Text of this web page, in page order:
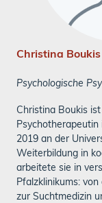
Christina Boukis
Psychologische
Christina Boukis
2019 an der
Weiterbildung in
arbeitete sie in
Pfalzklinikums:
zur Suchtmedizin